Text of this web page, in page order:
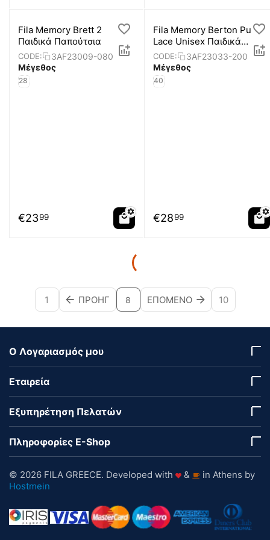
Fila Memory Brett 2
Παιδικά Παπούτσια
CODE:
3AF23009-080
Μέγεθος
28
€2399
Fila Memory Berton Pu
Lace Unisex Παιδικά
Παπούτσια
CODE:
3AF23033-200
Μέγεθος
40
€2899
1 ΠΡΟΗΓ 8 ΕΠΌΜΕΝΟ 10
Ο Λογαριασμός μου
Εταιρεία
Εξυπηρέτηση Πελατών
Πληροφορίες E-Shop
© 2026 FILA GREECE. Developed with &
in Athens by
Hostmein